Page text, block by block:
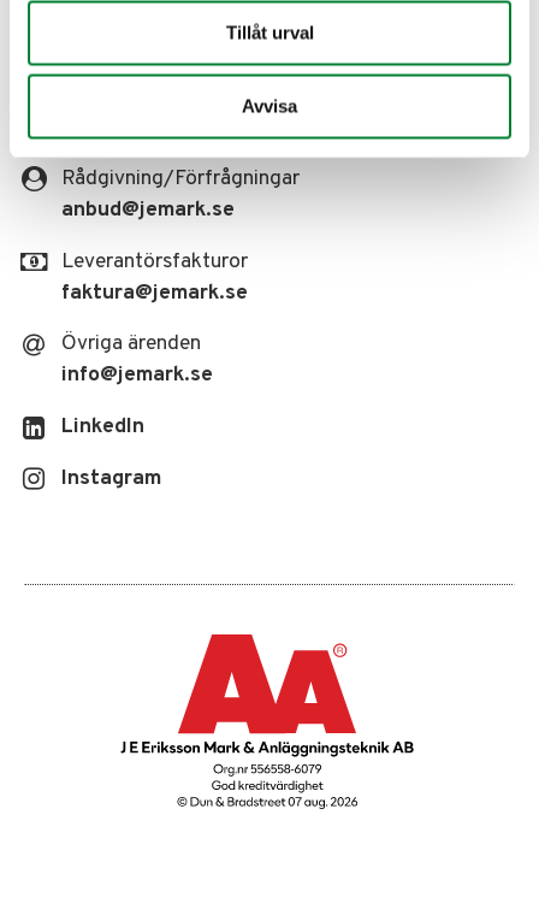
Tillåt urval
Avvisa
Kontakt
Rådgivning/Förfrågningar
anbud@jemark.se
Leverantörsfakturor
faktura@jemark.se
Övriga ärenden
info@jemark.se
LinkedIn
Instagram